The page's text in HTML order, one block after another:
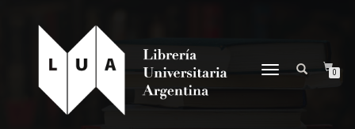
NAVEGACIÓN
0